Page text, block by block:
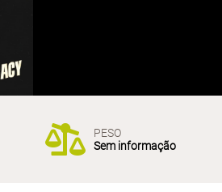
PESO
Sem informação